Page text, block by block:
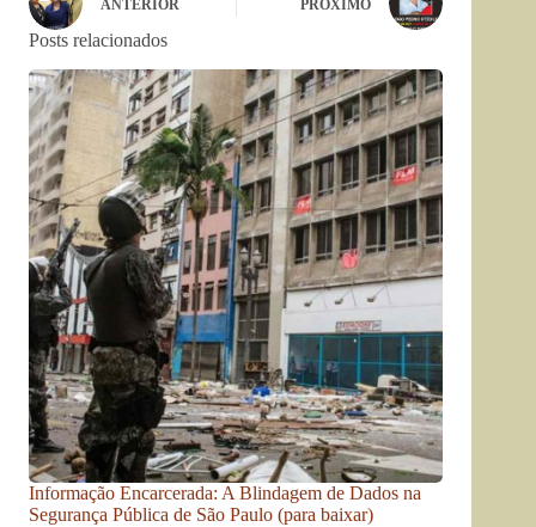
ANTERIOR PRÓXIMO
Posts relacionados
Informação Encarcerada: A Blindagem de Dados na
Segurança Pública de São Paulo (para baixar)